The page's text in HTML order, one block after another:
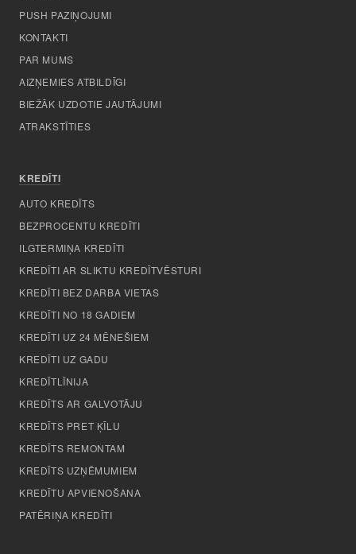
PUSH PAZIŅOJUMI
KONTAKTI
PAR MUMS
AIZŅEMIES ATBILDĪGI
BIEŽĀK UZDOTIE JAUTĀJUMI
ATRAKSTĪTIES
KREDĪTI
AUTO KREDĪTS
BEZPROCENTU KREDĪTI
ILGTERMIŅA KREDĪTI
KREDĪTI AR SLIKTU KREDĪTVĒSTURI
KREDĪTI BEZ DARBA VIETAS
KREDĪTI NO 18 GADIEM
KREDĪTI UZ 24 MĒNEŠIEM
KREDĪTI UZ GADU
KREDĪTLĪNIJA
KREDĪTS AR GALVOTĀJU
KREDĪTS PRET ĶĪLU
KREDĪTS REMONTAM
KREDĪTS UZŅĒMUMIEM
KREDĪTU APVIENOŠANA
PATĒRIŅA KREDĪTI